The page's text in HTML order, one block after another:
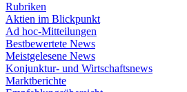
Rubriken
Aktien im Blickpunkt
Ad hoc-Mitteilungen
Bestbewertete News
Meistgelesene News
Konjunktur- und Wirtschaftsnews
Marktberichte